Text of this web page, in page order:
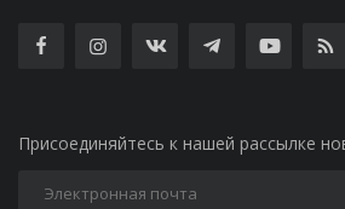
Присоединяйтесь к нашей рассылке